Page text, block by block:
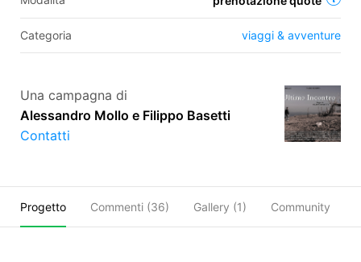
IT
ES
Categoria viaggi & avventure
Una campagna di
Alessandro Mollo e Filippo Basetti
Contatti
Progetto Commenti (36) Gallery (1) Community